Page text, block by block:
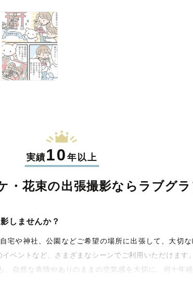
実績10年以上
・花束の出張撮影なら ラブグラ
しませんか？
宅や神社、公園などご希望の場所に出張して、大切
ベントなど、さまざまなシーンでご利用いただけます。
自然な表情やありのままの空気感を大切に、何十年